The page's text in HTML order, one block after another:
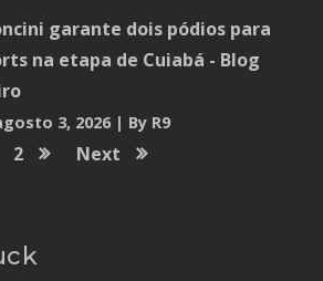
garante dois pódios para
na etapa de Cuiabá - Blog
3, 2026 By R9
2 Next